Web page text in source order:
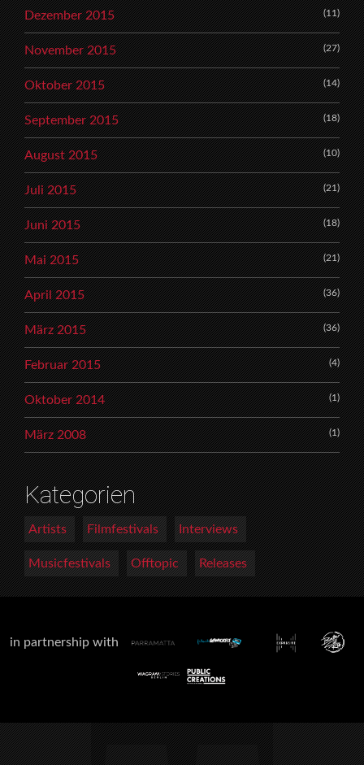
Dezember 2015 (11)
November 2015 (27)
Oktober 2015 (14)
September 2015 (18)
August 2015 (10)
Juli 2015 (21)
Juni 2015 (18)
Mai 2015 (21)
April 2015 (36)
März 2015 (36)
Februar 2015 (4)
Oktober 2014 (1)
März 2008 (1)
Kategorien
Artists Filmfestivals Interviews
Musicfestivals Offtopic Releases
in partnership with